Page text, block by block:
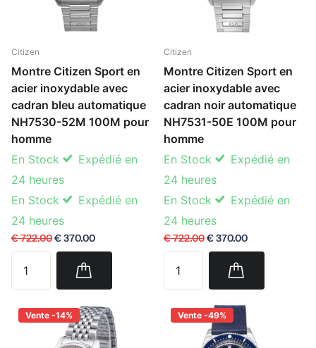
Citizen
Montre Citizen Sport en
acier inoxydable avec
cadran bleu automatique
NH7530-52M 100M pour
homme
En Stock
Expédié en
24 heures
En Stock
Expédié en
24 heures
€ 722.00€ 370.00
Citizen
Montre Citizen Sport en
acier inoxydable avec
cadran noir automatique
NH7531-50E 100M pour
homme
En Stock
Expédié en
24 heures
En Stock
Expédié en
24 heures
€ 722.00€ 370.00
Vente -14% Vente -49%